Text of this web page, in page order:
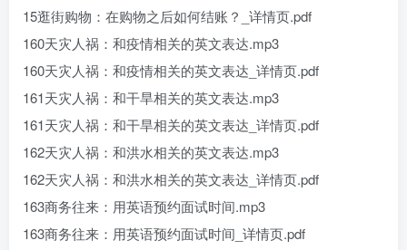
15逛街购物：在购物之后如何结账？_详情页.pdf
160天灾人祸：和疫情相关的英文表达.mp3
160天灾人祸：和疫情相关的英文表达_详情页.pdf
161天灾人祸：和干旱相关的英文表达.mp3
161天灾人祸：和干旱相关的英文表达_详情页.pdf
162天灾人祸：和洪水相关的英文表达.mp3
162天灾人祸：和洪水相关的英文表达_详情页.pdf
163商务往来：用英语预约面试时间.mp3
163商务往来：用英语预约面试时间_详情页.pdf